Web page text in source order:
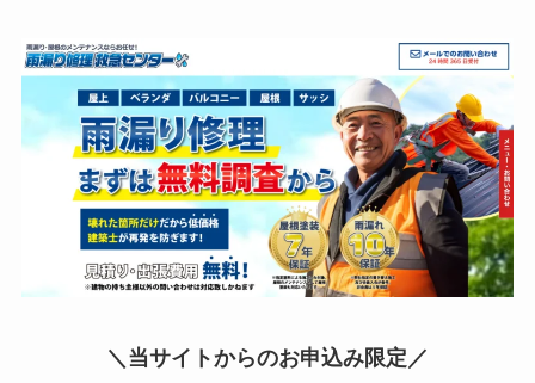
＼当サイトからのお申込み限定／